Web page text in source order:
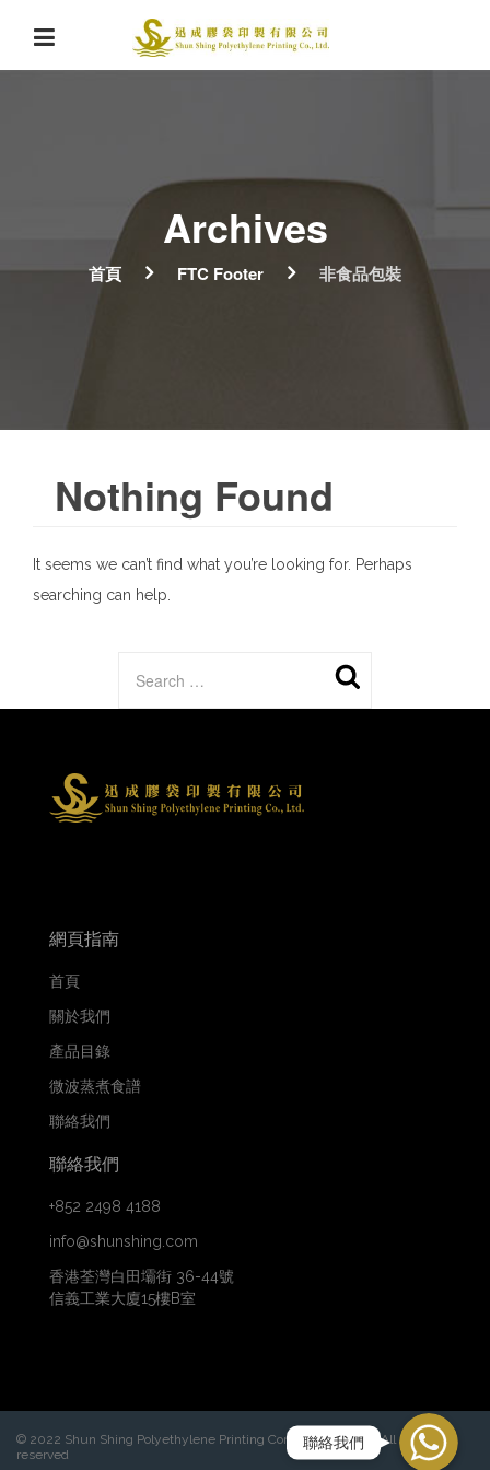
Archives
首頁 FTC Footer 非食品包裝
Nothing Found
It seems we can’t find what you’re looking for. Perhaps
searching can help.
網頁指南
首頁
關於我們
產品目錄
微波蒸煮食譜
聯絡我們
聯絡我們
+852 2498 4188
info@shunshing.com
香港荃灣白田壩街 36-44號
信義工業大廈15樓B室
© 2022 Shun Shing Polyethylene Printing Company Limited. All rights
reserved
WhatsApp
聯絡我們